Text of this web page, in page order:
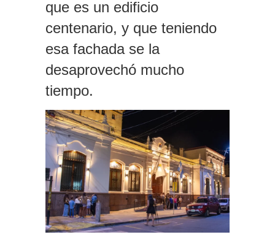
que es un edificio
centenario, y que teniendo
esa fachada se la
desaprovechó mucho
tiempo.